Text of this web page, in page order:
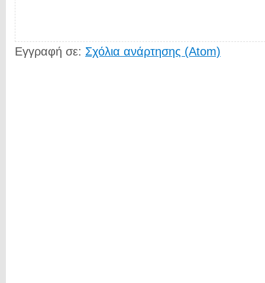
Εγγραφή σε: Σχόλια ανάρτησης (Atom)